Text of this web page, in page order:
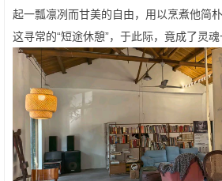
起一瓢凛冽而甘美的自由，用以烹煮他简
这寻常的“短途休憩”，于此际，竟成了灵魂